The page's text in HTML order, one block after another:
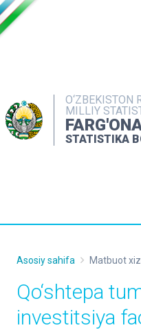
O‘ZBEKISTON
MILLIY
STATISTIKA
Asosiy sahifa Matbuot
Qo‘shtepa
investitsiya